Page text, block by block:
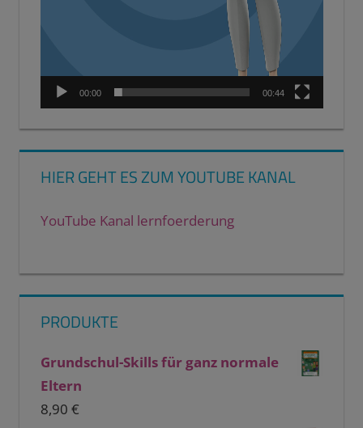
00:00 00:44
HIER GEHT ES ZUM YOUTUBE KANAL
YouTube Kanal lernfoerderung
PRODUKTE
Grundschul-Skills für ganz normale
Eltern
8,90 €